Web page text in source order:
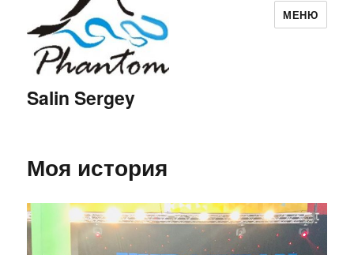
Salin Sergey
МЕНЮ
Моя история